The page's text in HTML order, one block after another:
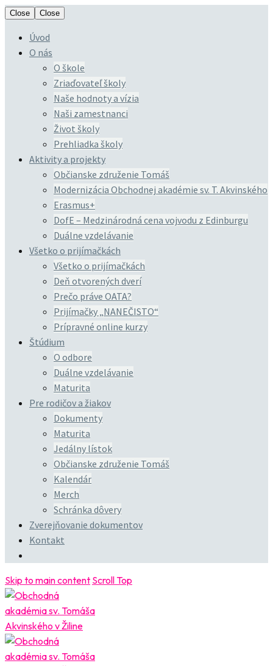
Close Close
Úvod
O nás
O škole
Zriaďovateľ školy
Naše hodnoty a vízia
Naši zamestnanci
Život školy
Prehliadka školy
Aktivity a projekty
Občianske združenie Tomáš
Modernizácia Obchodnej akadémie sv. T. Akvinského
Erasmus+
DofE – Medzinárodná cena vojvodu z Edinburgu
Duálne vzdelávanie
Všetko o prijímačkách
Všetko o prijímačkách
Deň otvorených dverí
Prečo práve OATA?
Prijímačky „NANEČISTO“
Prípravné online kurzy
Štúdium
O odbore
Duálne vzdelávanie
Maturita
Pre rodičov a žiakov
Dokumenty
Maturita
Jedálny lístok
Občianske združenie Tomáš
Kalendár
Merch
Schránka dôvery
Zverejňovanie dokumentov
Kontakt
Skip to main content Scroll Top